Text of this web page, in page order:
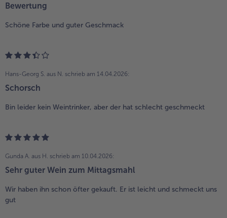
Bewertung
Schöne Farbe und guter Geschmack
Hans-Georg S. aus N. schrieb am 14.04.2026:
Schorsch
Bin leider kein Weintrinker, aber der hat schlecht geschmeckt
Gunda A. aus H. schrieb am 10.04.2026:
Sehr guter Wein zum Mittagsmahl
Wir haben ihn schon öfter gekauft. Er ist leicht und schmeckt uns
gut